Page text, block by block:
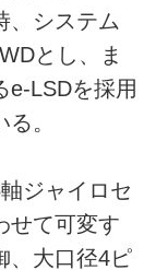
、システム
とし、ま
e-LSDを採用
。
ジャイロセ
せて可変す
、大口径4ピ